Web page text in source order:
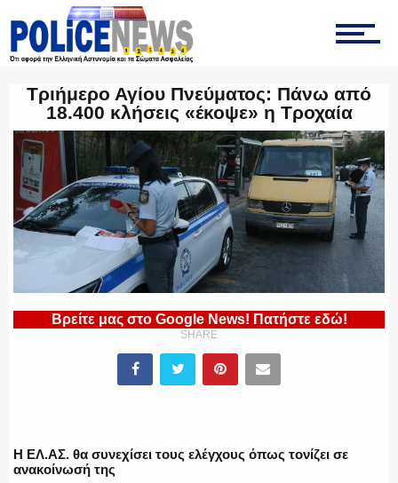
ΟΠΚΕ
ΟΜΑΔΑ “Ζ”
ΕΚΑΜ
ΥΑΤ/ΥΜΕΤ
Τριήμερο Αγίου Πνεύματος: Πάνω από
18.400 κλήσεις «έκοψε» η Τροχαία
Βρείτε μας στο Google News! Πατήστε εδώ!
SHARE
Η ΕΛ.ΑΣ. θα συνεχίσει τους ελέγχους όπως τονίζει σε
ανακοίνωσή της